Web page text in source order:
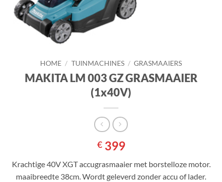
HOME / TUINMACHINES / GRASMAAIERS
MAKITA LM 003 GZ GRASMAAIER
(1x40V)
€399
Krachtige 40V XGT accugrasmaaier met borstelloze motor.
maaibreedte 38cm. Wordt geleverd zonder accu of lader.